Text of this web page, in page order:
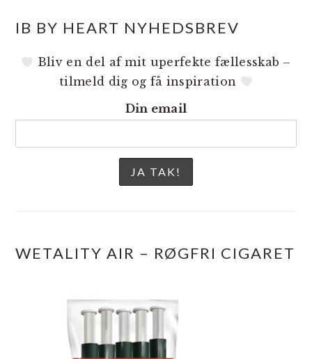
IB BY HEART NYHEDSBREV
Bliv en del af mit uperfekte fællesskab –
tilmeld dig og få inspiration
Din email
WETALITY AIR – RØGFRI CIGARET